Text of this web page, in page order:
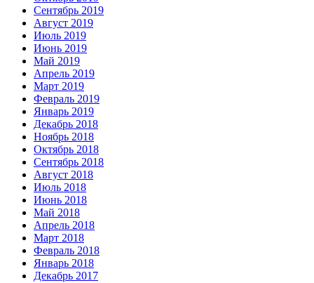
Сентябрь 2019
Август 2019
Июль 2019
Июнь 2019
Май 2019
Апрель 2019
Март 2019
Февраль 2019
Январь 2019
Декабрь 2018
Ноябрь 2018
Октябрь 2018
Сентябрь 2018
Август 2018
Июль 2018
Июнь 2018
Май 2018
Апрель 2018
Март 2018
Февраль 2018
Январь 2018
Декабрь 2017